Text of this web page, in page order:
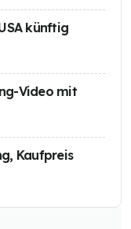
künftig
Video mit
Kaufpreis